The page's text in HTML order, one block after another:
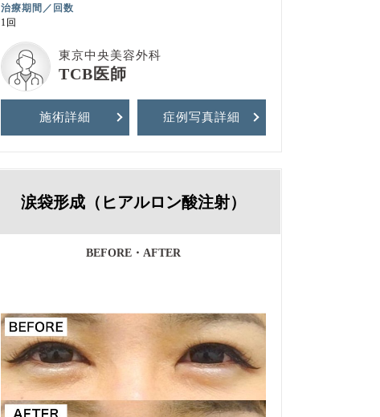
治療期間／回数
1回
東京中央美容外科
TCB医師
施術詳細 症例写真詳細
涙袋形成（ヒアルロン酸注射）
BEFORE・AFTER